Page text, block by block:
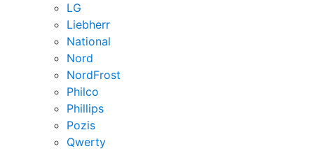
LG
Liebherr
National
Nord
NordFrost
Philco
Phillips
Pozis
Qwerty